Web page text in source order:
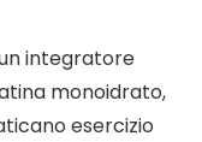
integratore
monoidrato,
esercizio